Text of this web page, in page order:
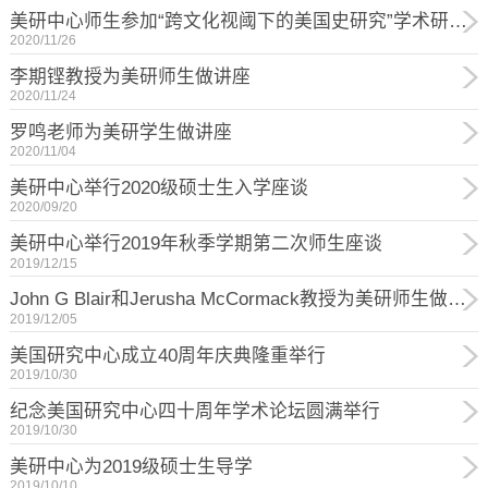
美研中心师生参加“跨文化视阈下的美国史研究”学术研讨会 暨中国美国史研究会第十八届年会
2020/11/26
李期铿教授为美研师生做讲座
2020/11/24
罗鸣老师为美研学生做讲座
2020/11/04
美研中心举行2020级硕士生入学座谈
2020/09/20
美研中心举行2019年秋季学期第二次师生座谈
2019/12/15
John G Blair和Jerusha McCormack教授为美研师生做讲座
2019/12/05
美国研究中心成立40周年庆典隆重举行
2019/10/30
纪念美国研究中心四十周年学术论坛圆满举行
2019/10/30
美研中心为2019级硕士生导学